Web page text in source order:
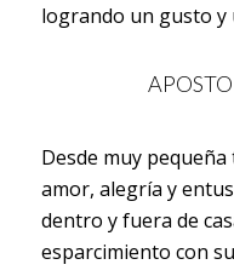
logrando un gusto y
Desde muy
amor, alegría y
dentro y fuera de
esparcimiento con